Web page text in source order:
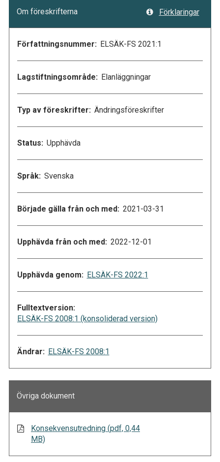
Om föreskrifterna Förklaringar
Författningsnummer: ELSÄK-FS 2021:1
Lagstiftningsområde: Elanläggningar
Typ av föreskrifter: Ändringsföreskrifter
Status: Upphävda
Språk: Svenska
Började gälla från och med: 2021-03-31
Upphävda från och med: 2022-12-01
Upphävda genom: ELSÄK-FS 2022:1
Fulltextversion:
ELSÄK-FS 2008:1 (konsoliderad version)
Ändrar: ELSÄK-FS 2008:1
Övriga dokument
Konsekvensutredning (pdf, 0,44
MB)